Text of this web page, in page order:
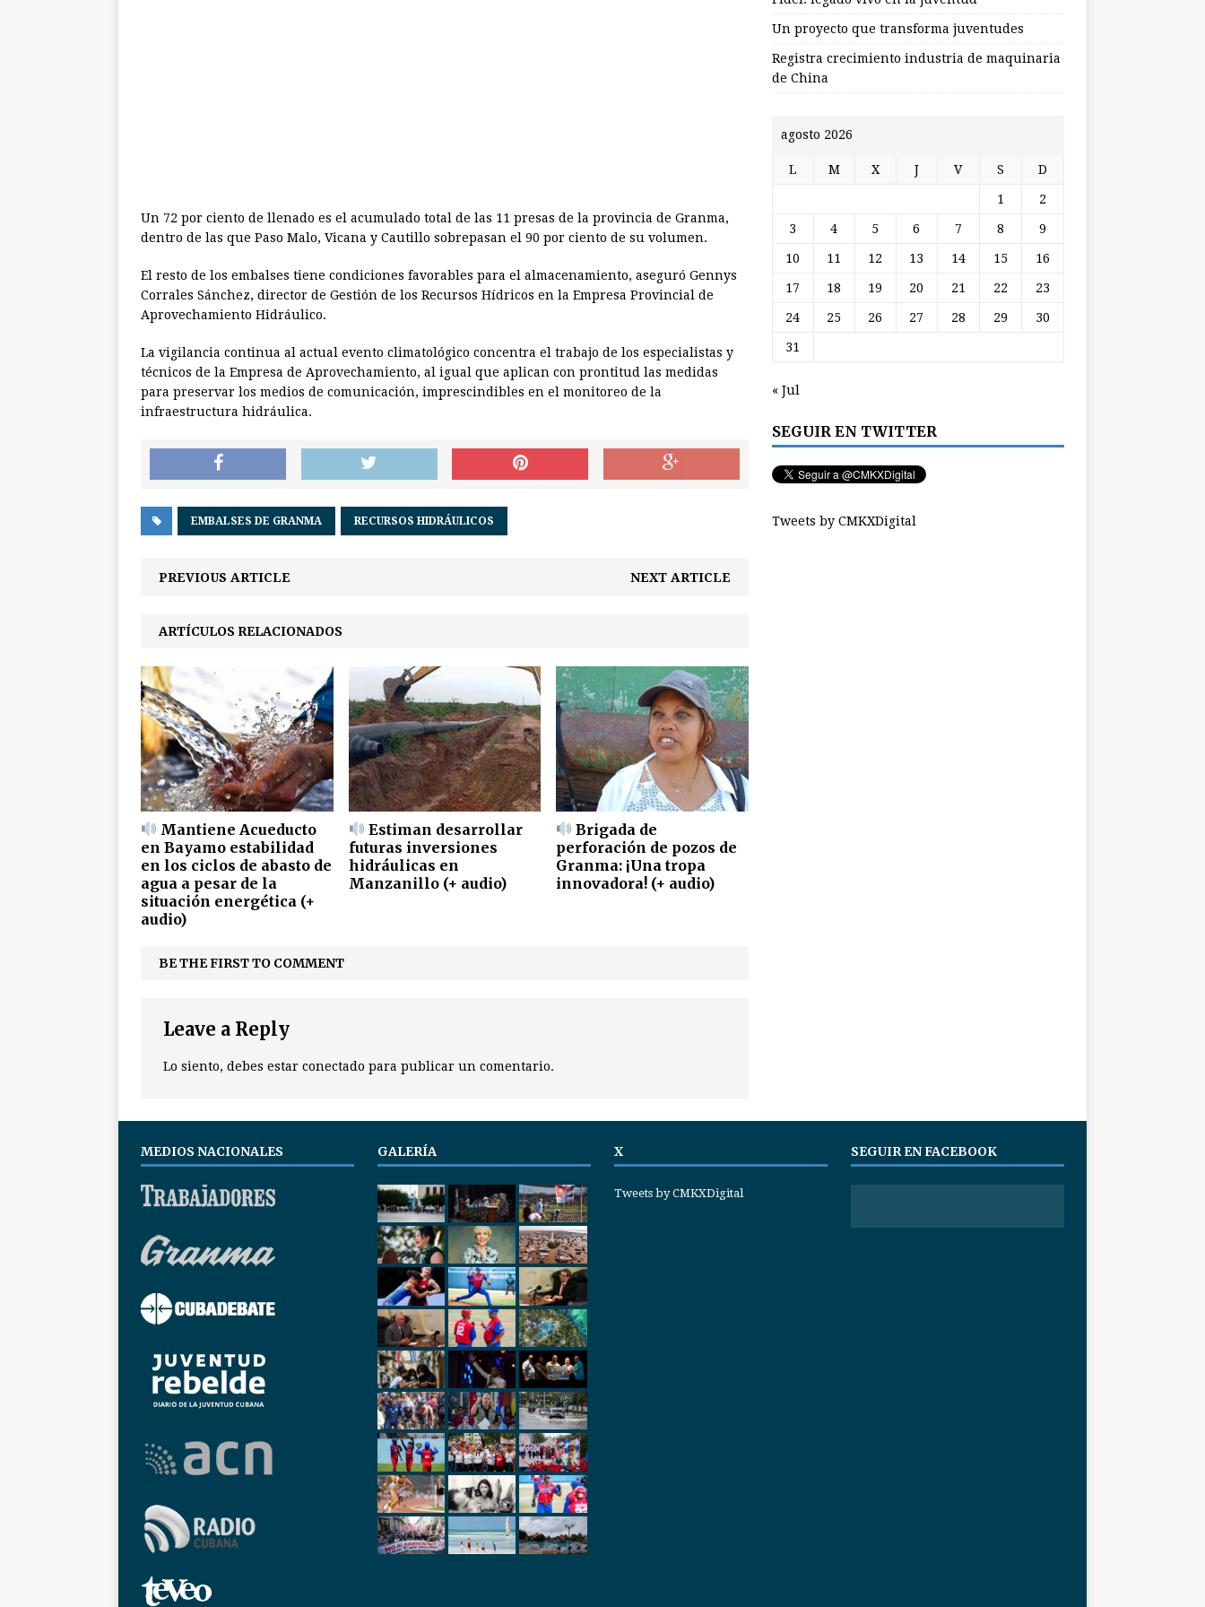
Un 72 por ciento de llenado es el acumulado total de las 11 presas de la provincia de Granma,
dentro de las que Paso Malo, Vicana y Cautillo sobrepasan el 90 por ciento de su volumen.
El resto de los embalses tiene condiciones favorables para el almacenamiento, aseguró Gennys
Corrales Sánchez, director de Gestión de los Recursos Hídricos en la Empresa Provincial de
Aprovechamiento Hidráulico.
La vigilancia continua al actual evento climatológico concentra el trabajo de los especialistas y
técnicos de la Empresa de Aprovechamiento, al igual que aplican con prontitud las medidas
para preservar los medios de comunicación, imprescindibles en el monitoreo de la
infraestructura hidráulica.
EMBALSES DE GRANMA RECURSOS HIDRÁULICOS
PREVIOUS ARTICLE NEXT ARTICLE
ARTÍCULOS RELACIONADOS
Mantiene Acueducto
en Bayamo estabilidad
en los ciclos de abasto de
agua a pesar de la
situación energética (+
audio)
Estiman desarrollar
futuras inversiones
hidráulicas en
Manzanillo (+ audio)
Brigada de
perforación de pozos de
Granma: ¡Una tropa
innovadora! (+ audio)
BE THE FIRST TO COMMENT
Leave a Reply
Lo siento, debes estar conectado para publicar un comentario.
Un proyecto que transforma juventudes
Registra crecimiento industria de maquinaria
de China
agosto 2026
L M X J V S D
1 2
3 4 5 6 7 8 9
10 11 12 13 14 15 16
17 18 19 20 21 22 23
24 25 26 27 28 29 30
31
« Jul
SEGUIR EN TWITTER
Tweets by CMKXDigital
MEDIOS NACIONALES GALERÍA X
Tweets by CMKXDigital
SEGUIR EN FACEBOOK